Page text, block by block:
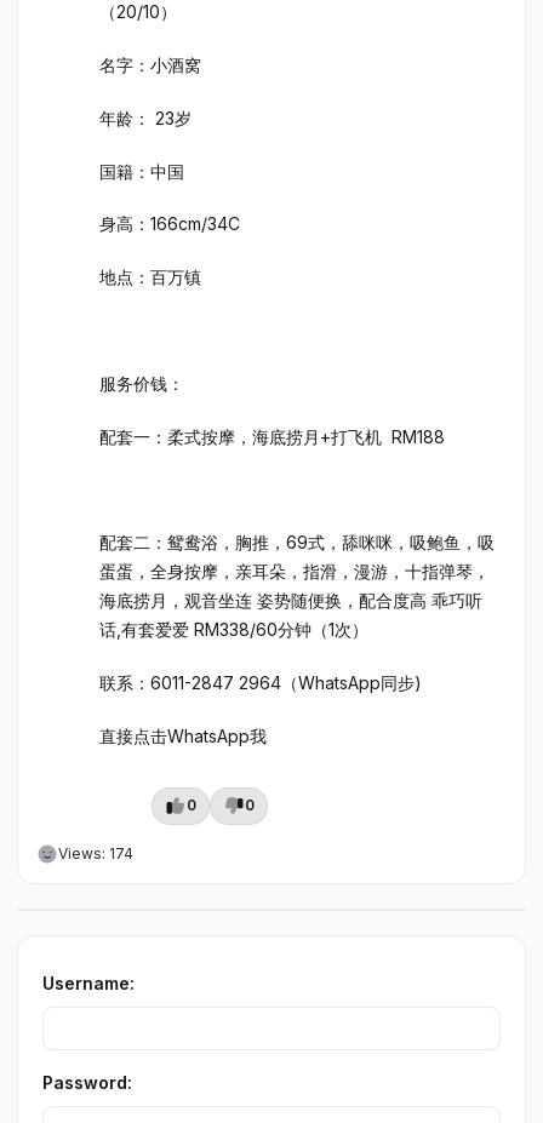
（20/10）
名字：小酒窝
年龄： 23岁
国籍：中国
身高：166cm/34C
地点：百万镇
服务价钱：
配套一：柔式按摩，海底捞月+打飞机 RM188
配套二：鸳鸯浴，胸推，69式，舔咪咪，吸鲍鱼，吸
蛋蛋，全身按摩，亲耳朵，指滑，漫游，十指弹琴，
海底捞月，观音坐连 姿势随便换，配合度高 乖巧听
话,有套爱爱 RM338/60分钟（1次）
联系：6011-2847 2964（WhatsApp同步)
直接点击WhatsApp我
0 0
Views: 174
Username:
Password: